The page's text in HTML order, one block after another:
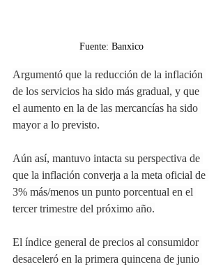
Fuente: Banxico
Argumentó que la reducción de la inflación
de los servicios ha sido más gradual, y que
el aumento en la de las mercancías ha sido
mayor a lo previsto.
Aún así, mantuvo intacta su perspectiva de
que la inflación converja a la meta oficial de
3% más/menos un punto porcentual en el
tercer trimestre del próximo año.
El índice general de precios al consumidor
desaceleró en la primera quincena de junio